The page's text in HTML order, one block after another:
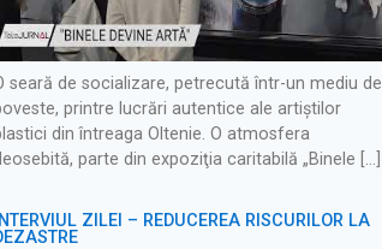
seară de socializare, petrecută într-un mediu de
printre lucrări autentice ale artiștilor
din întreaga Oltenie. O atmosfera
parte din expoziţia caritabilă „Binele […]
INTERVIUL ZILEI – REDUCEREA RISCURILOR LA